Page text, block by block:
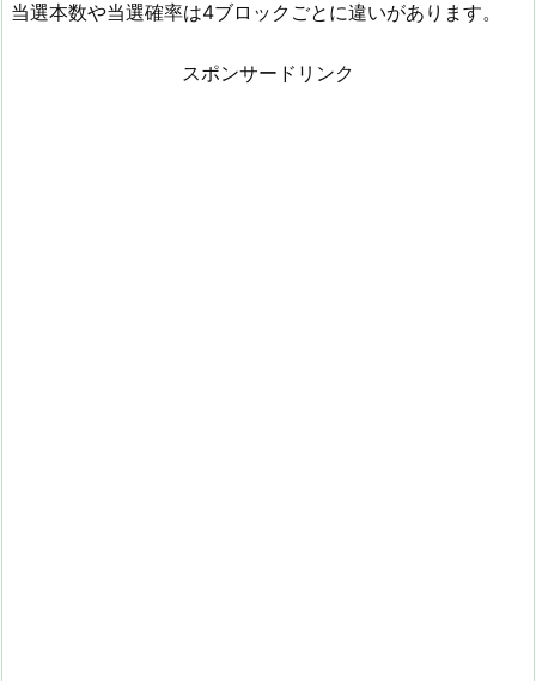
当選本数や当選確率は4ブロックごとに違いがあります。
スポンサードリンク